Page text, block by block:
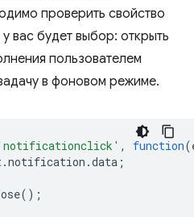
проверить свойство
вас будет выбор: открыть
пользователем
в фоновом режиме.
, function(
.notification .data ;
();